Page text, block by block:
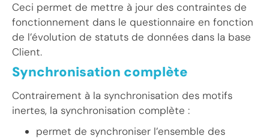
Ceci permet de mettre à jour des contraintes de
fonctionnement dans le questionnaire en fonction
de l’évolution de statuts de données dans la base
Client.
Synchronisation complète
Contrairement à la synchronisation des motifs
inertes, la synchronisation complète :
permet de synchroniser l’ensemble des